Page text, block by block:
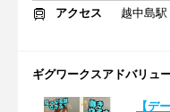
アクセス
越中島
ギグワークスアドバリュ
【デ